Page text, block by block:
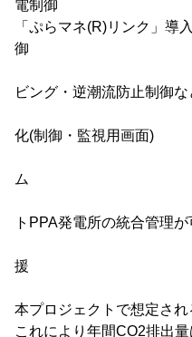
電制御
「ぷらマネ(R)リンク
御
(ピー
ビング・逆潮流防止制御な
・電力
化(制御・監視用画面)
・一元
ム
(複数
トPPA発電所の統合管理
・電力
援
本プロジェクトで想定され
これにより年間CO2排出